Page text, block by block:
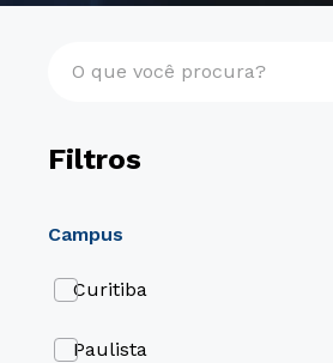
Filtros
campus
Curitiba
Paulista